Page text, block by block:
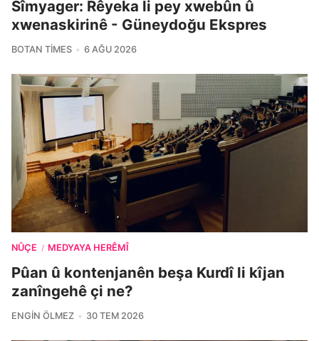
Sîmyager: Rêyeka li pey xwebûn û
xwenaskirinê - Güneydoğu Ekspres
BOTAN TIMES 6 AĞU 2026
NÛÇE / MEDYAYA HERÊMÎ
Pûan û kontenjanên beşa Kurdî li kîjan
zanîngehê çi ne?
ENGIN ÖLMEZ 30 TEM 2026